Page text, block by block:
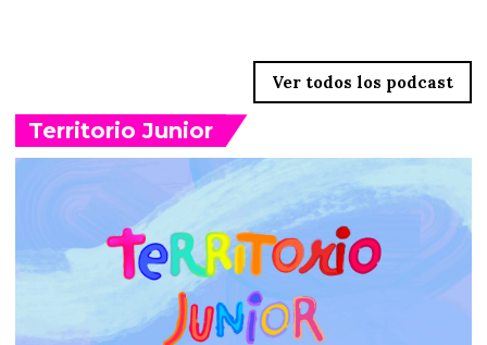
Ver todos los podcast
Territorio Junior